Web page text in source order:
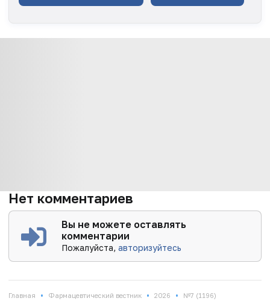
Нет комментариев
Вы не можете оставлять
комментарии
Пожалуйста,авторизуйтесь
Главная • Фармацевтический вестник • 2026 • №7 (1196)